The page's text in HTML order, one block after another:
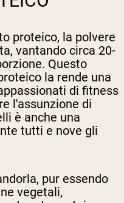
proteico, la polvere
vantando circa 20-
Questo
la rende una
di fitness
l'assunzione di
è anche una
tutti e nove gli
pur essendo
vegetali,